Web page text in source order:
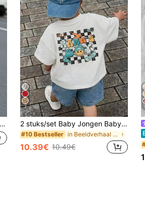
7
2 stuks/set Baby Jongen Baby Jongen Zomer Casual Strand Vakantie Gezichts-schaakbordpatroon T-shirt en Blauwe Denim Shorts Outfit
#10 Bestseller in Beeldverhaal Baby Jongens T-shirt Co-ords
10.39€ 10.49€